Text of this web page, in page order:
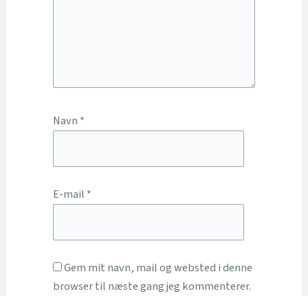
Navn *
E-mail *
Gem mit navn, mail og websted i denne
browser til næste gang jeg kommenterer.